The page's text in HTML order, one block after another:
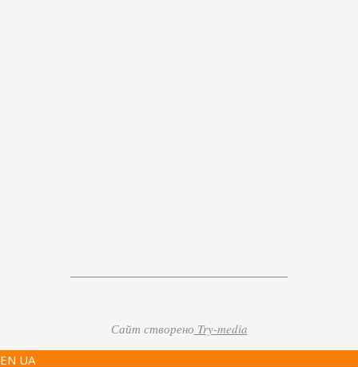
Сайт створено Try-media
EN UA